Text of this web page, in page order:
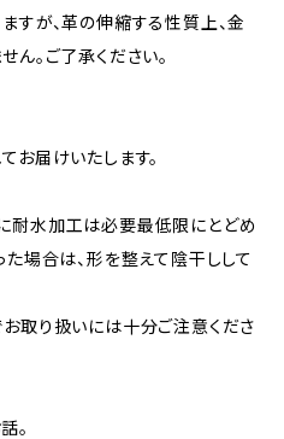
すが、革の伸縮する性質上、金
ん。ご了承ください。
お届けいたします。
耐水加工は必要最低限にとどめ
た場合は、形を整えて陰干しして
取り扱いには十分ご注意くださ
。